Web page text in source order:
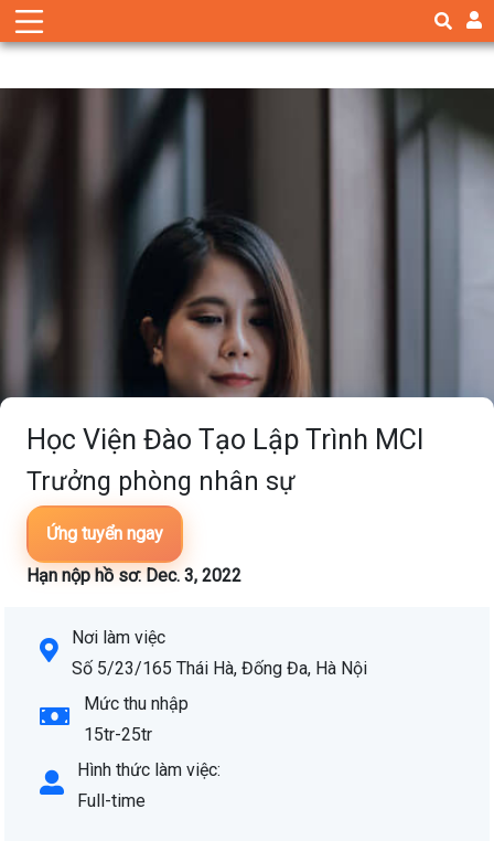
Học Viện Đào Tạo Lập Trình MCI
Trưởng phòng nhân sự
Ứng tuyển ngay
Hạn nộp hồ sơ: Dec. 3, 2022
Nơi làm việc
Số 5/23/165 Thái Hà, Đống Đa, Hà Nội
Mức thu nhập
15tr-25tr
Hình thức làm việc:
Full-time